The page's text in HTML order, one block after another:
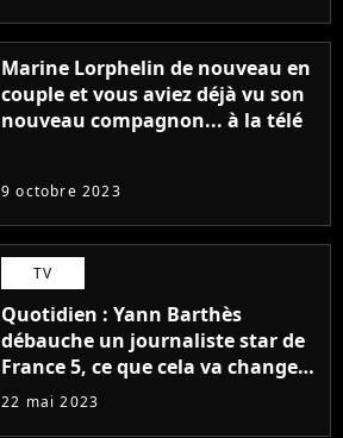
Marine Lorphelin de nouveau en
couple et vous aviez déjà vu son
nouveau compagnon... à la télé
9 octobre 2023
TV
Quotidien : Yann Barthès
débauche un journaliste star de
France 5, ce que cela va changer
à la rentrée
22 mai 2023